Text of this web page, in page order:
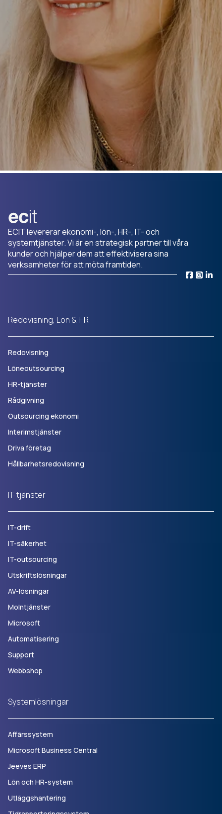
ECIT levererar ekonomi-, lön-, HR-, IT- och
systemtjänster. Vi är en strategisk partner till våra
kunder och hjälper dem att effektivisera sina
verksamheter för att möta framtiden.
Redovisning, Lön & HR
Redovisning
Löneoutsourcing
HR-tjänster
Rådgivning
Outsourcing ekonomi
Interimstjänster
Driva företag
Hållbarhetsredovisning
IT-tjänster
IT-drift
IT-säkerhet
IT-outsourcing
Utskriftslösningar
AV-lösningar
Molntjänster
Microsoft
Automatisering
Support
Webbshop
Systemlösningar
Affärssystem
Microsoft Business Central
Jeeves ERP
Lön och HR-system
Utläggshantering